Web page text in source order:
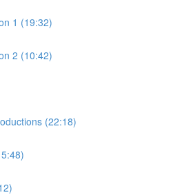
1 (19:32)
2 (10:42)
(22:18)